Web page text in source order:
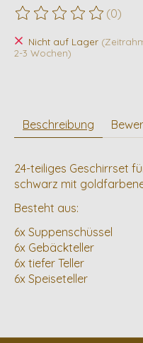
Die Bewertung dieses
(0)
Nicht auf Lager
2-3 Wochen)
Beschreibung
24-teiliges Geschirrset
schwarz mit
Besteht aus:
6x Suppenschüssel
6x Gebäckteller
6x tiefer Teller
6x Speiseteller